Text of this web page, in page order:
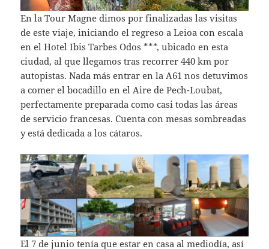
En la Tour Magne dimos por finalizadas las visitas
de este viaje, iniciando el regreso a Leioa con escala
en el Hotel Ibis Tarbes Odos ***, ubicado en esta
ciudad, al que llegamos tras recorrer 440 km por
autopistas. Nada más entrar en la A61 nos detuvimos
a comer el bocadillo en el Aire de Pech-Loubat,
perfectamente preparada como casi todas las áreas
de servicio francesas. Cuenta con mesas sombreadas
y está dedicada a los cátaros.
El 7 de junio tenía que estar en casa al mediodía, así